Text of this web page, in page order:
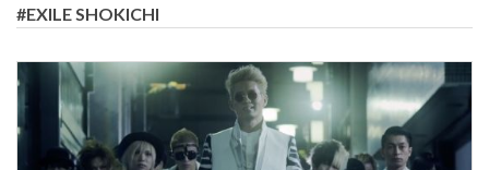
#EXILE SHOKICHI